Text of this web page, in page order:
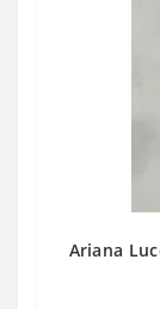
Ariana